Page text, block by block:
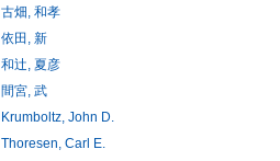
古畑, 和孝
依田, 新
和辻, 夏彦
間宮, 武
Krumboltz, John D.
Thoresen, Carl E.